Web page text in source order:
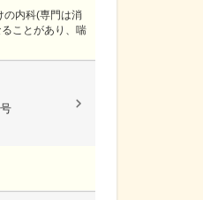
の内科(専門は消
ことがあり、喘